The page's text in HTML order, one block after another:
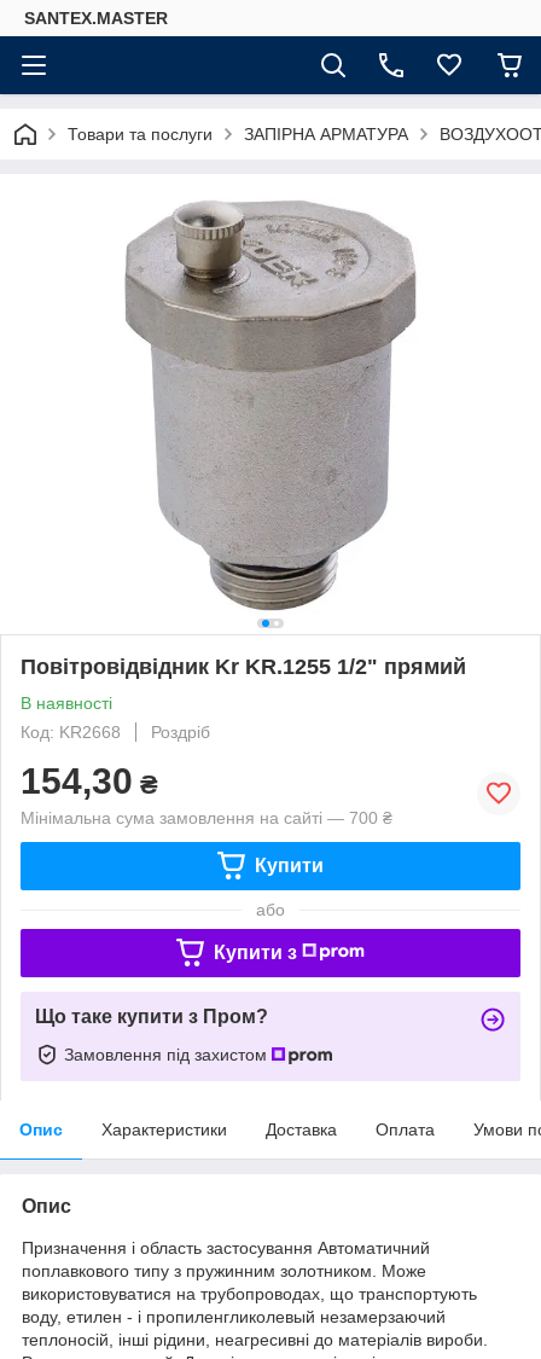
SANTEX.MASTER
Товари та послуги ЗАПІРНА АРМАТУРА
Повітровідвідник Kr KR.1255 1/2" прямий
В наявності
Код: KR2668
Роздріб
154,30 ₴
Мінімальна сума замовлення на сайті — 700 ₴
Купити
або
Купити з
Що таке купити з Пром?
Замовлення під захистом
Опис Характеристики Доставка Оплата Умови
Опис
Призначення і область застосування Автоматичний
поплавкового типу з пружинним золотником. Може
використовуватися на трубопроводах, що транспортують
воду, етилен - і пропиленгликолевый незамерзаючий
теплоносій, інші рідини, неагресивні до матеріалів вироби.